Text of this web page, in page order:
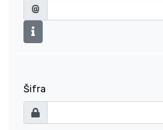
@
Šifra